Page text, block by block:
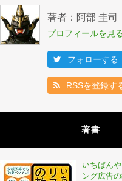
著者：阿部 圭司
プロフィールを見る
フォローする
RSSを登録す
著書
いちばん
ング広告